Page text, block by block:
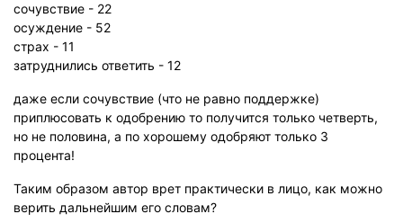
сочувствие - 22
осуждение - 52
страх - 11
затруднились ответить - 12
даже если сочувствие (что не равно поддержке)
приплюсовать к одобрению то получится только четверть,
но не половина, а по хорошему одобряют только 3
процента!
Таким образом автор врет практически в лицо, как можно
верить дальнейшим его словам?